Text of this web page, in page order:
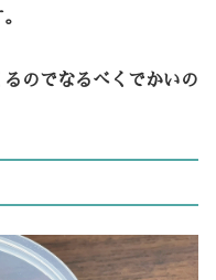
のでなるべくでかいの